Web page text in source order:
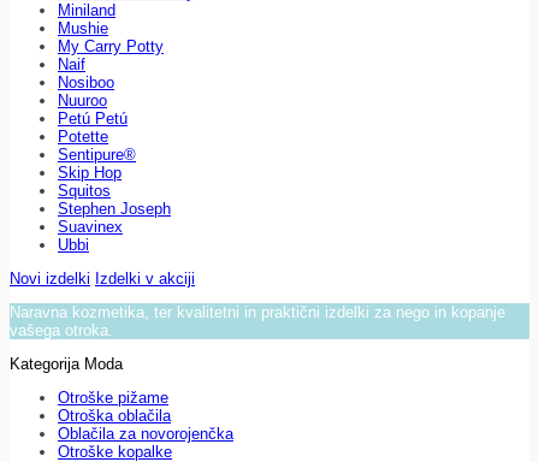
Miniland
Mushie
My Carry Potty
Naif
Nosiboo
Nuuroo
Petú Petú
Potette
Sentipure®
Skip Hop
Squitos
Stephen Joseph
Suavinex
Ubbi
Novi izdelki Izdelki v akciji
Naravna kozmetika, ter kvalitetni in praktični izdelki za nego in kopanje
vašega otroka.
Kategorija Moda
Otroške pižame
Otroška oblačila
Oblačila za novorojenčka
Otroške kopalke